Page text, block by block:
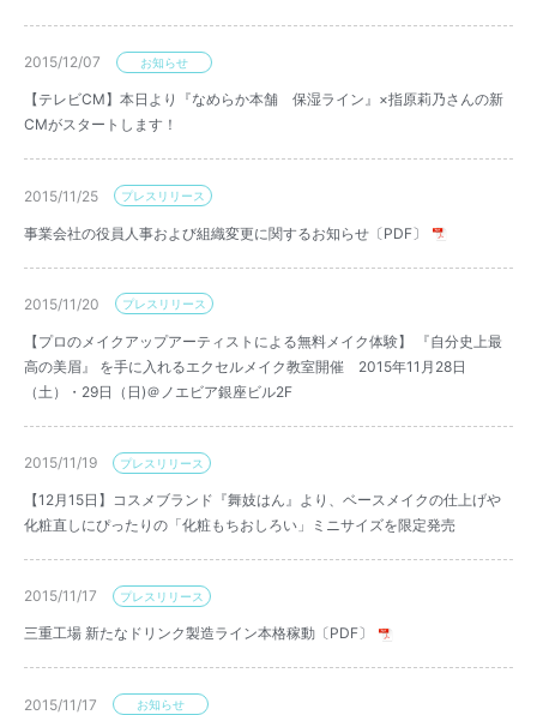
2015/12/07 お知らせ
【テレビCM】本日より『なめらか本舗 保湿ライン』×指原莉乃さんの新
CMがスタートします！
2015/11/25 プレスリリース
事業会社の役員人事および組織変更に関するお知らせ〔PDF〕
2015/11/20 プレスリリース
【プロのメイクアップアーティストによる無料メイク体験】 『自分史上最
高の美眉』 を手に入れるエクセルメイク教室開催 2015年11月28日
（土）・29日（日)＠ノエビア銀座ビル2F
2015/11/19 プレスリリース
【12月15日】コスメブランド『舞妓はん』より、ベースメイクの仕上げや
化粧直しにぴったりの「化粧もちおしろい」ミニサイズを限定発売
2015/11/17 プレスリリース
三重工場 新たなドリンク製造ライン本格稼動〔PDF〕
2015/11/17 お知らせ